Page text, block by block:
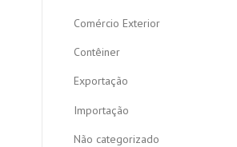
Comércio Exterior
Contêiner
Exportação
Importação
Não categorizado